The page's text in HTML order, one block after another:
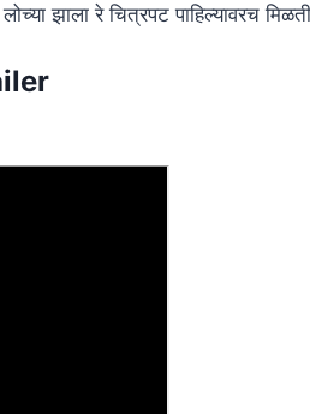
झाला रे चित्रपट पाहिल्यावरच